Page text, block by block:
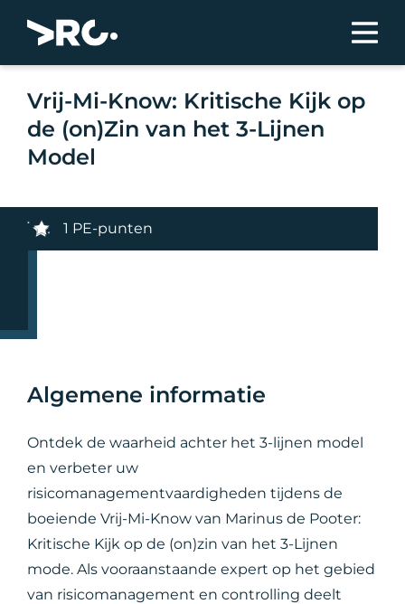
Vrij-Mi-Know: Kritische Kijk op
de (on)Zin van het 3-Lijnen
Model
1 PE-punten
Algemene informatie
Ontdek de waarheid achter het 3-lijnen model
en verbeter uw
risicomanagementvaardigheden tijdens de
boeiende Vrij-Mi-Know van Marinus de Pooter:
Kritische Kijk op de (on)zin van het 3-Lijnen
mode. Als vooraanstaande expert op het gebied
van risicomanagement en controlling deelt